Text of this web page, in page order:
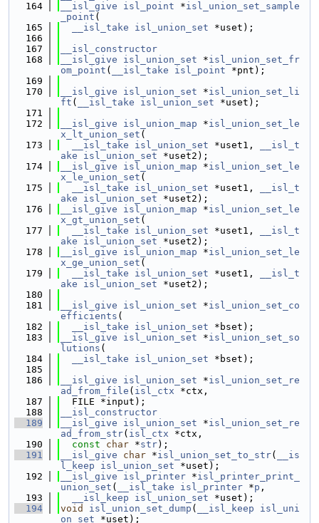
  164
__isl_give isl_point *isl_union_set_sample
_point (
  165
__isl_take isl_union_set *uset);
  166
  167
__isl_constructor
  168
__isl_give isl_union_set *isl_union_set_fr
om_point ( __isl_take isl_point *pnt);
  169
  170
__isl_give isl_union_set *isl_union_set_li
ft ( __isl_take isl_union_set *uset);
  171
  172
__isl_give isl_union_map *isl_union_set_le
x_lt_union_set (
  173
__isl_take isl_union_set *uset1,
__isl_t
ake
isl_union_set *uset2);
  174
__isl_give isl_union_map *isl_union_set_le
x_le_union_set (
  175
__isl_take isl_union_set *uset1,
__isl_t
ake
isl_union_set *uset2);
  176
__isl_give isl_union_map *isl_union_set_le
x_gt_union_set (
  177
__isl_take isl_union_set *uset1,
__isl_t
ake
isl_union_set *uset2);
  178
__isl_give isl_union_map *isl_union_set_le
x_ge_union_set (
  179
__isl_take isl_union_set *uset1,
__isl_t
ake
isl_union_set *uset2);
  180
  181
__isl_give isl_union_set *isl_union_set_co
efficients (
  182
__isl_take isl_union_set *bset);
  183
__isl_give isl_union_set *isl_union_set_so
lutions (
  184
__isl_take isl_union_set *bset);
  185
  186
__isl_give isl_union_set *isl_union_set_re
ad_from_file ( isl_ctx *ctx,
  187
  FILE *input);
  188
__isl_constructor
  189
__isl_give isl_union_set *isl_union_set_re
ad_from_str( isl_ctx *ctx,
  190
const char *str);
  191
__isl_give char *isl_union_set_to_str(
__is
l_keep
isl_union_set *uset);
  192
__isl_give isl_printer *isl_printer_print_
union_set ( __isl_take isl_printer *p ,
  193
__isl_keep isl_union_set *uset);
  194
void isl_union_set_dump ( __isl_keep
isl_uni
on_set *uset);